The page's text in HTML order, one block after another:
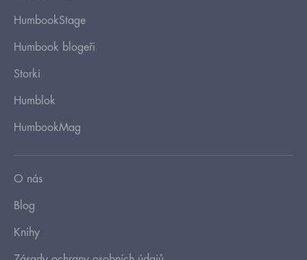
HumbookStage
Humbook blogeři
Storki
Humblok
HumbookMag
O nás
Blog
Knihy